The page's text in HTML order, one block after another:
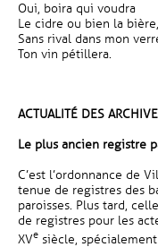
Oui, boira qui voudra
Le cidre ou bien la bière,
Sans rival dans mon
Ton vin pétillera.
ACTUALITÉ DES
Le plus ancien registre
C’est l’ordonnance de
tenue de registres des
paroisses. Plus tard,
de registres pour les
XVe siècle,